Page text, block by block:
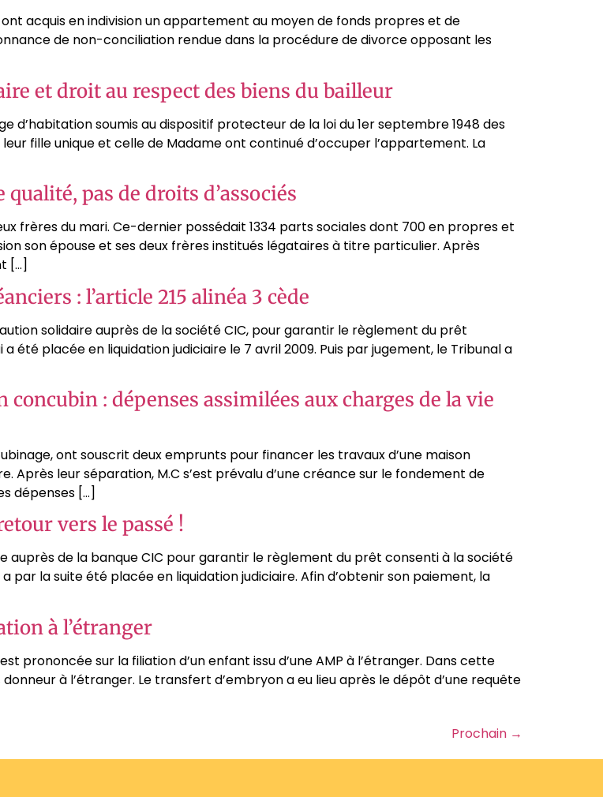
acquis en indivision un appartement au moyen de fonds propres et de
de non-conciliation rendue dans la procédure de divorce opposant les
et droit au respect des biens du bailleur
d’habitation soumis au dispositif protecteur de la loi du 1er septembre 1948 des
fille unique et celle de Madame ont continué d’occuper l’appartement. La
pas de droits d’associés
frères du mari. Ce-dernier possédait 1334 parts sociales dont 700 en propres et
son épouse et ses deux frères institués légataires à titre particulier. Après
[…]
: l’article 215 alinéa 3 cède
solidaire auprès de la société CIC, pour garantir le règlement du prêt
été placée en liquidation judiciaire le 7 avril 2009. Puis par jugement, le Tribunal a
: dépenses assimilées aux charges de la vie
ont souscrit deux emprunts pour financer les travaux d’une maison
Après leur séparation, M.C s’est prévalu d’une créance sur le fondement de
dépenses […]
vers le passé !
auprès de la banque CIC pour garantir le règlement du prêt consenti à la société
par la suite été placée en liquidation judiciaire. Afin d’obtenir son paiement, la
à l’étranger
prononcée sur la filiation d’un enfant issu d’une AMP à l’étranger. Dans cette
à l’étranger. Le transfert d’embryon a eu lieu après le dépôt d’une requête
Prochain →